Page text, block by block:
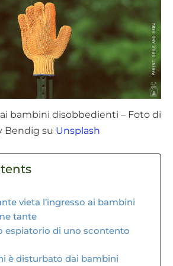
ai bambini disobbedienti – Foto di
Bendig su Unsplash
vieta l’ingresso ai bambini
tante
espiatorio di uno scontento
è disturbato dai bambini